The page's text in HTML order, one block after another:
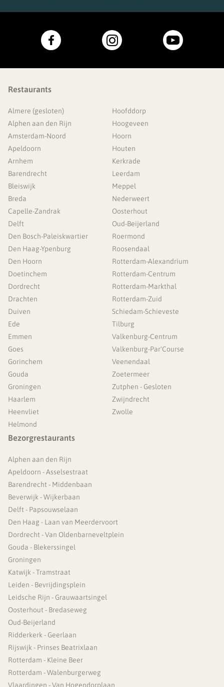
Restaurants
Almere (gesloten)
Alphen aan den Rijn
Amsterdam-Noord
Apeldoorn
Arnhem
Barendrecht
Bleiswijk
Breda
Capelle-Zandrak
Delft
Den Bosch-Paleiskwartier
Den Haag-Ypenburg
Den Hoorn
Doetinchem
Dordrecht
Drachten
Duiven
Ede
Emmen
Goes
Gorinchem
Gouda
Groningen
Haarlem
Heenvliet
Helmond
Hoofddorp
Hoogeveen
Hoorn
Houten
Kerkrade
Leerdam
Meppel
Nederweert
Oosterhout
Oud-Beijerland
Roermond
Roosendaal
Rotterdam-Alexandrium
Rotterdam-Centrum
Rotterdam-Markthal
Rotterdam-Zuid
Schiedam-Schieveste
Tilburg
Valkenburg-Centrum
Valkenburg-Par'Course
Veenendaal
Zoetermeer
Zutphen - Gesloten
Zwijndrecht
Zwolle
Bezorgrestaurants
Alphen aan den Rijn
Apeldoorn - Asselsestraat
Barendrecht - Middenbaan
Beverwijk - Wijkerbaan
Delft - Papsouwselaan
Den Haag - Laan van Meerdervoort
Dordrecht - Van Oldenbarneveltplein
Gouda - Blekerssingel
Groningen
Katwijk - Tramstraat
Leiden - Bevrijdingsplein
Leidsche Rijn - Grauwaartsingel
Oosterhout - Bredaseweg
Oud-Beijerland
Ridderkerk - Geerlaan
Rijswijk - Prinses Beatrixlaan
Rotterdam - Kleine Beer
Rotterdam - Walenburgerweg
Vlaardingen - Van Hogendorplaan